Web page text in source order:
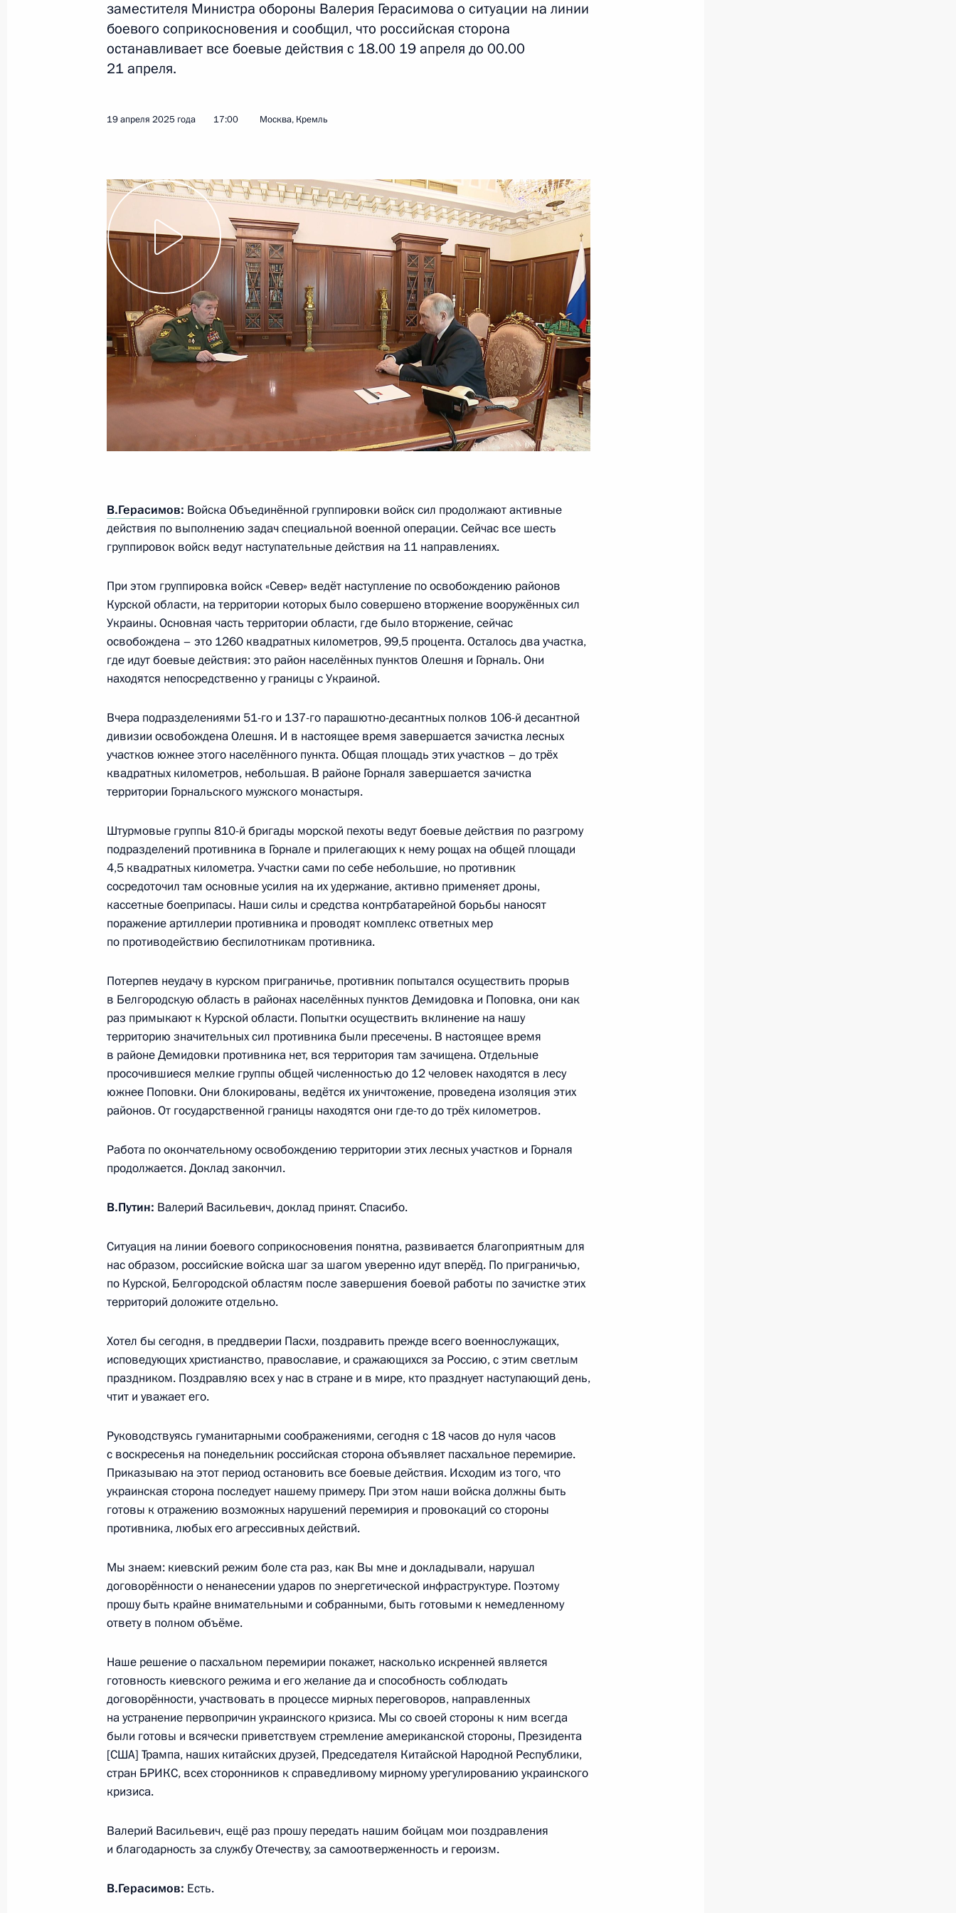
Показать следующие материалы
Хинштейном
19 мая 2025 года, понедельник
Заседание попечительского совета фонда «Талант и успех»
19 мая 2025 года, 22:10 Сириус
16 мая 2025 года, пятница
Совещание с постоянными членами Совета Безопасности
16 мая 2025 года, 13:50 Москва, Кремль
15 мая 2025 года, четверг
15 мая 2025 года, 14:20 Москва, Кремль
Встреча с губернатором Ивановской области Станиславом
Воскресенским
12 мая 2025 года, 13:45 Москва, Кремль
7 мая 2025 года, среда
Встреча с Президентом Монголии Ухнагийн Хурэлсухом
Москва, Кремль
9
Рабочая встреча с главой Чечни Рамзаном Кадыровым
7 мая 2025 года, 18:00 Москва, Кремль
3
Российско-венесуэльские переговоры
7 мая 2025 года, 17:05 Москва, Кремль
6 мая 2025 года, вторник
Встреча с главой «Деловой России» Алексеем Репиком
6 мая 2025 года, 14:10 Москва, Кремль
Встреча с мэром Москвы Сергеем Собяниным
29 апреля 2025 года, вторник
Встреча с губернатором Волгоградской области Андреем
Бочаровым
6
Встреча с Президентом Белоруссии Александром Лукашенко
Международный форум Союзного государства «Великое
наследие – общее будущее»
29 апреля 2025 года, 16:40 Волгоград
17
28 апреля 2025 года, понедельник
Встреча с губернатором Санкт-Петербурга Александром
28 апреля 2025 года, 16:55 Санкт-Петербург
Встреча с Председателем Совета Федерации Валентиной
Матвиенко
28 апреля 2025 года, 16:00 Санкт-Петербург
Встреча с Председателем Государственной Думы Вячеславом
Володиным
28 апреля 2025 года, 15:30
заместителя Министра обороны Валерия Герасимова о ситуации на линии
боевого соприкосновения и сообщил, что российская сторона
останавливает все боевые действия с 18.00 19 апреля до 00.00
21 апреля.
19 апреля 2025 года 17:00 Москва, Кремль
В.Герасимов: Войска Объединённой группировки войск сил продолжают активные
действия по выполнению задач специальной военной операции. Сейчас все шесть
группировок войск ведут наступательные действия на 11 направлениях.
При этом группировка войск «Север» ведёт наступление по освобождению районов
Курской области, на территории которых было совершено вторжение вооружённых сил
Украины. Основная часть территории области, где было вторжение, сейчас
освобождена – это 1260 квадратных километров, 99,5 процента. Осталось два участка,
где идут боевые действия: это район населённых пунктов Олешня и Горналь. Они
находятся непосредственно у границы с Украиной.
Вчера подразделениями 51-го и 137-го парашютно-десантных полков 106-й десантной
дивизии освобождена Олешня. И в настоящее время завершается зачистка лесных
участков южнее этого населённого пункта. Общая площадь этих участков – до трёх
квадратных километров, небольшая. В районе Горналя завершается зачистка
территории Горнальского мужского монастыря.
Штурмовые группы 810-й бригады морской пехоты ведут боевые действия по разгрому
подразделений противника в Горнале и прилегающих к нему рощах на общей площади
4,5 квадратных километра. Участки сами по себе небольшие, но противник
сосредоточил там основные усилия на их удержание, активно применяет дроны,
кассетные боеприпасы. Наши силы и средства контрбатарейной борьбы наносят
поражение артиллерии противника и проводят комплекс ответных мер
по противодействию беспилотникам противника.
Потерпев неудачу в курском приграничье, противник попытался осуществить прорыв
в Белгородскую область в районах населённых пунктов Демидовка и Поповка, они как
раз примыкают к Курской области. Попытки осуществить вклинение на нашу
территорию значительных сил противника были пресечены. В настоящее время
в районе Демидовки противника нет, вся территория там зачищена. Отдельные
просочившиеся мелкие группы общей численностью до 12 человек находятся в лесу
южнее Поповки. Они блокированы, ведётся их уничтожение, проведена изоляция этих
районов. От государственной границы находятся они где-то до трёх километров.
Работа по окончательному освобождению территории этих лесных участков и Горналя
продолжается. Доклад закончил.
В.Путин: Валерий Васильевич, доклад принят. Спасибо.
Ситуация на линии боевого соприкосновения понятна, развивается благоприятным для
нас образом, российские войска шаг за шагом уверенно идут вперёд. По приграничью,
по Курской, Белгородской областям после завершения боевой работы по зачистке этих
территорий доложите отдельно.
Хотел бы сегодня, в преддверии Пасхи, поздравить прежде всего военнослужащих,
исповедующих христианство, православие, и сражающихся за Россию, с этим светлым
праздником. Поздравляю всех у нас в стране и в мире, кто празднует наступающий день,
чтит и уважает его.
Руководствуясь гуманитарными соображениями, сегодня с 18 часов до нуля часов
с воскресенья на понедельник российская сторона объявляет пасхальное перемирие.
Приказываю на этот период остановить все боевые действия. Исходим из того, что
украинская сторона последует нашему примеру. При этом наши войска должны быть
готовы к отражению возможных нарушений перемирия и провокаций со стороны
противника, любых его агрессивных действий.
Мы знаем: киевский режим боле ста раз, как Вы мне и докладывали, нарушал
договорённости о ненанесении ударов по энергетической инфраструктуре. Поэтому
прошу быть крайне внимательными и собранными, быть готовыми к немедленному
ответу в полном объёме.
Наше решение о пасхальном перемирии покажет, насколько искренней является
готовность киевского режима и его желание да и способность соблюдать
договорённости, участвовать в процессе мирных переговоров, направленных
на устранение первопричин украинского кризиса. Мы со своей стороны к ним всегда
были готовы и всячески приветствуем стремление американской стороны, Президента
[США] Трампа, наших китайских друзей, Председателя Китайской Народной Республики,
стран БРИКС, всех сторонников к справедливому мирному урегулированию украинского
кризиса.
Валерий Васильевич, ещё раз прошу передать нашим бойцам мои поздравления
и благодарность за службу Отечеству, за самоотверженность и героизм.
В.Герасимов: Есть.